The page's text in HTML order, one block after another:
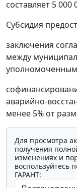
составляет 5 000
Субсидия
заключения
между
аварийно-
менее 5% от
Для просмотра
получения
изменениях и
воспользуйтесь
ГАРАНТ: